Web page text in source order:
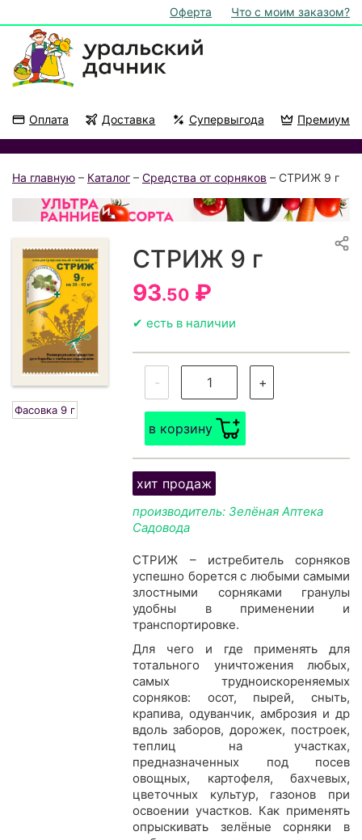
Оферта Что с моим заказом?
Оплата Доставка Супервыгода Премиум
На главную – Каталог – Средства от сорняков – СТРИЖ 9 г
Фасовка 9 г
СТРИЖ 9 г
93.50 ₽
✔ есть в наличии
- +
в корзину
хит продаж
производитель: Зелёная Аптека
Садовода
СТРИЖ – истребитель сорняков
успешно борется с любыми самыми
злостными сорняками гранулы
удобны в применении и
транспортировке.
Для чего и где применять для
тотального уничтожения любых,
самых трудноискореняемых
сорняков: осот, пырей, сныть,
крапива, одуванчик, амброзия и др
вдоль заборов, дорожек, построек,
теплиц на участках,
предназначенных под посев
овощных, картофеля, бахчевых,
цветочных культур, газонов при
освоении участков. Как применять
опрыскивать зелёные сорняки в